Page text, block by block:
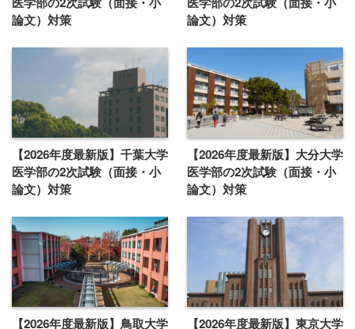
論文）対策
論文）対策
【2026年度最新版】千葉大学
医学部の2次試験（面接・小
論文）対策
【2026年度最新版】大分大学
医学部の2次試験（面接・小
論文）対策
【2026年度最新版】鳥取大学
【2026年度最新版】東京大学